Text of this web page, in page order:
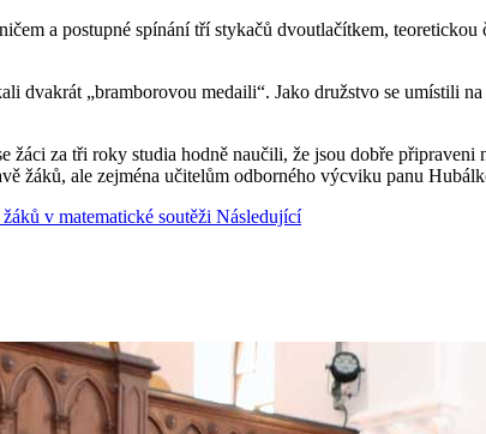
a postupné spínání tří stykačů dvoutlačítkem,
„bramborovou medaili“. Jako družstvo se umístili
za tři roky studia hodně naučili, že jsou dobře připraveni
žáků, ale zejména učitelům odborného výcviku panu
v matematické soutěži Následující